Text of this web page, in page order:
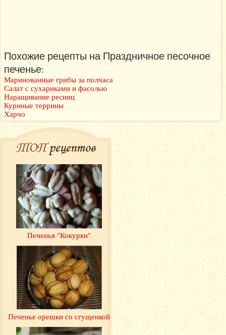
Похожие рецепты на Праздничное песочное
печенье:
Маринованные грибы за полчаса
Салат с сухариками и фасолью
Наращивание ресниц
Куриные террины
Харчо
ТОПрецептов
Печенья "Кокурки"
Печенье орешки со сгущенкой